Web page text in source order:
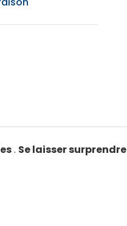
. Se laisser surprendre